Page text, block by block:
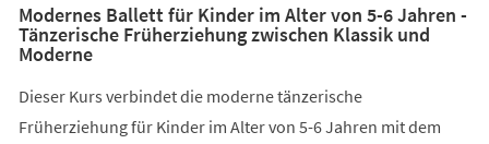
Modernes Ballett für Kinder im Alter von 5-6 Jahren -
Tänzerische Früherziehung zwischen Klassik und
Moderne
Dieser Kurs verbindet die moderne tänzerische
Früherziehung für Kinder im Alter von 5-6 Jahren mit dem